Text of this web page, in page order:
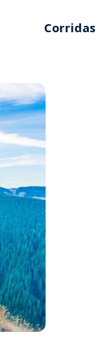
Corridas